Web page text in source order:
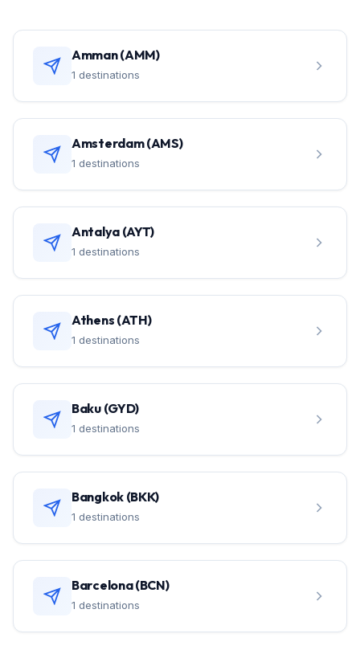
Amman (AMM)
1 destinations
Amsterdam (AMS)
1 destinations
Antalya (AYT)
1 destinations
Athens (ATH)
1 destinations
Baku (GYD)
1 destinations
Bangkok (BKK)
1 destinations
Barcelona (BCN)
1 destinations